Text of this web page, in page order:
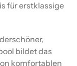
für erstklassige
bildet das
komfortablen